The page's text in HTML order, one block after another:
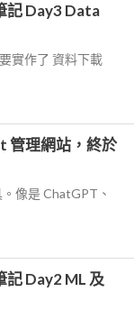
記 Day3 Data
實作了 資料下載
管理網站，終於
像是 ChatGPT、
Day2 ML 及